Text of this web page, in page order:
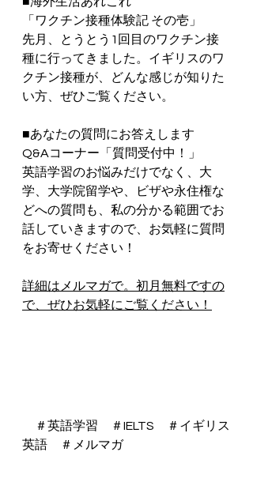
「ワクチン接種体験記 その壱」
先月、とうとう1回目のワクチン接
種に行ってきました。イギリスのワ
クチン接種が、どんな感じが知りた
い方、ぜひご覧ください。
■あなたの質問にお答えします
Q&Aコーナー「質問受付中！」
英語学習のお悩みだけでなく、大
学、大学院留学や、ビザや永住権な
どへの質問も、私の分かる範囲でお
話していきますので、お気軽に質問
をお寄せください！
詳細はメルマガで。初月無料ですの
で、ぜひお気軽にご覧ください！
＃英語学習　＃IELTS　＃イギリス
英語　＃メルマガ